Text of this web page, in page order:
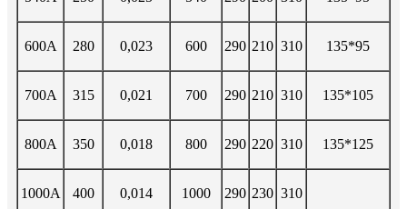
600A 280 0,023 600 290 210 310 135*95
700A 315 0,021 700 290 210 310 135*105
800A 350 0,018 800 290 220 310 135*125
1000A 400 0,014 1000 290 230 310